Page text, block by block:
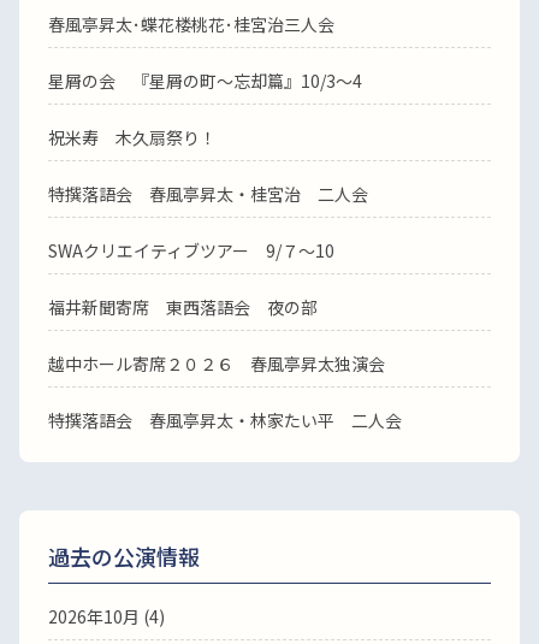
春風亭昇太･蝶花楼桃花･桂宮治三人会
星屑の会 『星屑の町～忘却篇』10/3～4
祝米寿 木久扇祭り！
特撰落語会 春風亭昇太・桂宮治 二人会
SWAクリエイティブツアー 9/７～10
福井新聞寄席 東西落語会 夜の部
越中ホール寄席２０２６ 春風亭昇太独演会
特撰落語会 春風亭昇太・林家たい平 二人会
過去の公演情報
2026年10月 (4)